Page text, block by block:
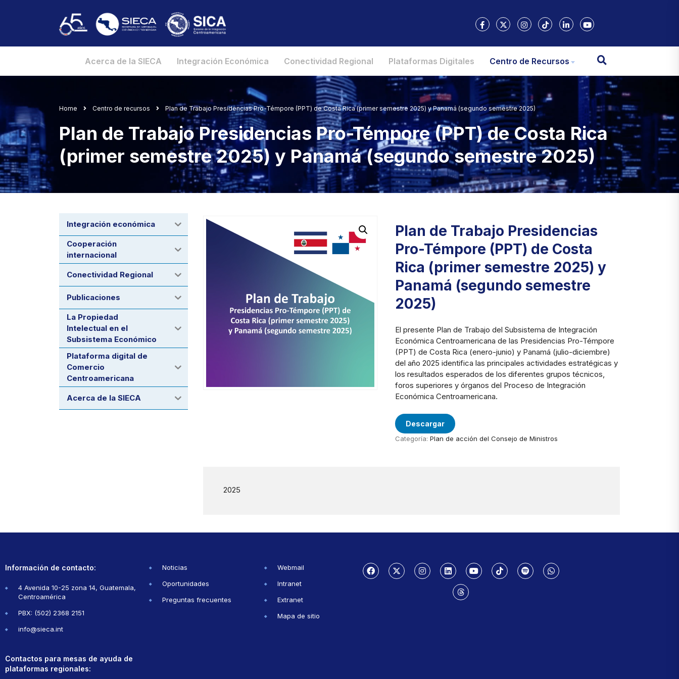
Acerca de la SIECA Integración Económica Conectividad Regional Plataformas Digitales Centro de Recursos
Home Centro de recursos Plan de Trabajo Presidencias Pro-Témpore (PPT) de Costa Rica (primer semestre 2025) y Panamá (segundo semestre 2025)
Plan de Trabajo Presidencias Pro-Témpore (PPT) de Costa Rica
(primer semestre 2025) y Panamá (segundo semestre 2025)
Plan de Trabajo Presidencias
Pro-Témpore (PPT) de Costa
Rica (primer semestre 2025) y
Panamá (segundo semestre
2025)
El presente Plan de Trabajo del Subsistema de Integración
Económica Centroamericana de las Presidencias Pro-Témpore
(PPT) de Costa Rica (enero-junio) y Panamá (julio-diciembre)
del año 2025 identifica las principales actividades estratégicas y
los resultados esperados de los diferentes grupos técnicos,
foros superiores y órganos del Proceso de Integración
Económica Centroamericana.
Descargar
Categoría: Plan de acción del Consejo de Ministros
2025
Integración económica
Cooperación
internacional
Conectividad Regional
Publicaciones
La Propiedad
Intelectual en el
Subsistema Económico
Plataforma digital de
Comercio
Centroamericana
Acerca de la SIECA
Información de contacto:
4 Avenida 10-25 zona 14, Guatemala,
Centroamérica
PBX: (502) 2368 2151
info@sieca.int
Contactos para mesas de ayuda de
plataformas regionales:
Noticias
Oportunidades
Preguntas frecuentes
Webmail
Intranet
Extranet
Mapa de sitio